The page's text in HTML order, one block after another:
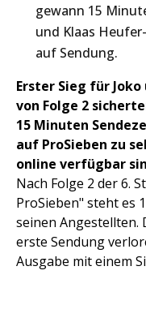
gewann 15
und Klaas
auf Sendung.
Erster Sieg für
von Folge 2
15 Minuten
auf ProSieben zu
online verfügbar
Nach Folge 2 der 6.
ProSieben" steht es
seinen Angestellten.
erste Sendung
Ausgabe mit einem